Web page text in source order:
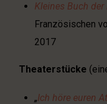
Kleines Buch
Französischen
2017
Theaterstücke
„Ich höre euren